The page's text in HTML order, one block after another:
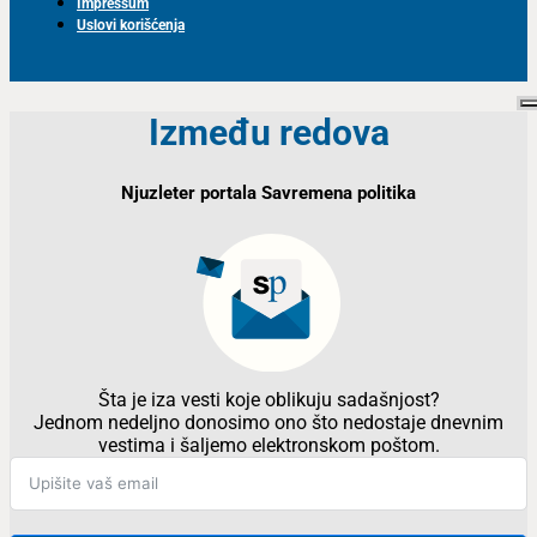
Uslovi korišćenja
Između redova
Njuzleter portala Savremena politika
Šta je iza vesti koje oblikuju sadašnjost?
Jednom nedeljno donosimo ono što nedostaje dnevnim
vestima i šaljemo elektronskom poštom.